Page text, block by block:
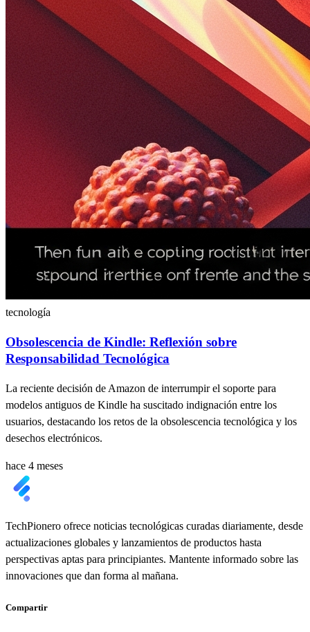
tecnología
Obsolescencia de Kindle: Reflexión sobre
Responsabilidad Tecnológica
La reciente decisión de Amazon de interrumpir el soporte para
modelos antiguos de Kindle ha suscitado indignación entre los
usuarios, destacando los retos de la obsolescencia tecnológica y los
desechos electrónicos.
hace 4 meses
TechPionero ofrece noticias tecnológicas curadas diariamente, desde
actualizaciones globales y lanzamientos de productos hasta
perspectivas aptas para principiantes. Mantente informado sobre las
innovaciones que dan forma al mañana.
Compartir